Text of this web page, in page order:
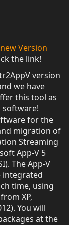
new Version
the link!
version
we have
this tool as
software!
for the
migration of
Streaming
App-V 5
The App-V
integrated
time, using
XP,
You will
atthe